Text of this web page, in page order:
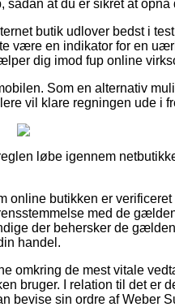
at du er sikret at opnå
butik udlover bedst i
være en indikator for en
dig imod fup online
Som en alternativ
vil klare regningen ude i
løbe igennem
online butikken er
med de
der behersker de
handel.
omkring de mest vitale
bruger. I relation til det er
bevise sin ordre af Weber